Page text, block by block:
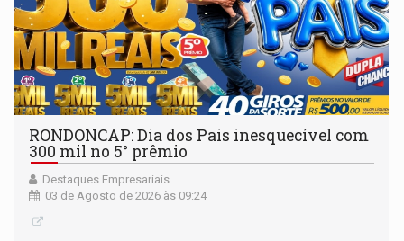
RONDONCAP: Dia dos Pais inesquecível com
300 mil no 5° prêmio
Destaques Empresariais
03 de Agosto de 2026 às 09:24